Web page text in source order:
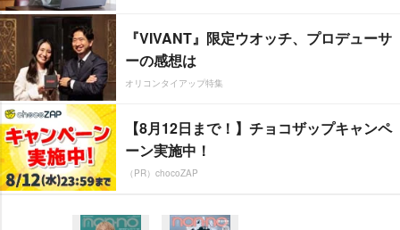
『VIVANT』限定ウオッチ、プロデューサ
ーの感想は
オリコンタイアップ特集
【8月12日まで！】チョコザップキャンペ
ーン実施中！
（PR）chocoZAP